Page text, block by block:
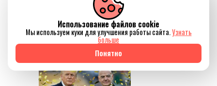
Валлийская ассоциации
футбола закрепили
формально отзыв своей
поддержки Джанни.
Использование файлов cookie
Мы используем куки для улучшения работы сайта.Узнать
больше
Понятно